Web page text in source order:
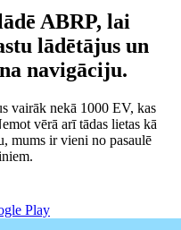
ABRP, lai
lādētājus un
navigāciju.
vairāk nekā 1000 EV, kas
vērā arī tādas lietas kā
mums ir vieni no pasaulē